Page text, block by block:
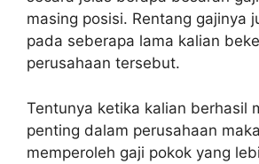
masing posisi. Rentang gajinya
pada seberapa lama kalian
perusahaan tersebut.
Tentunya ketika kalian berhasil
penting dalam perusahaan
memperoleh gaji pokok yang